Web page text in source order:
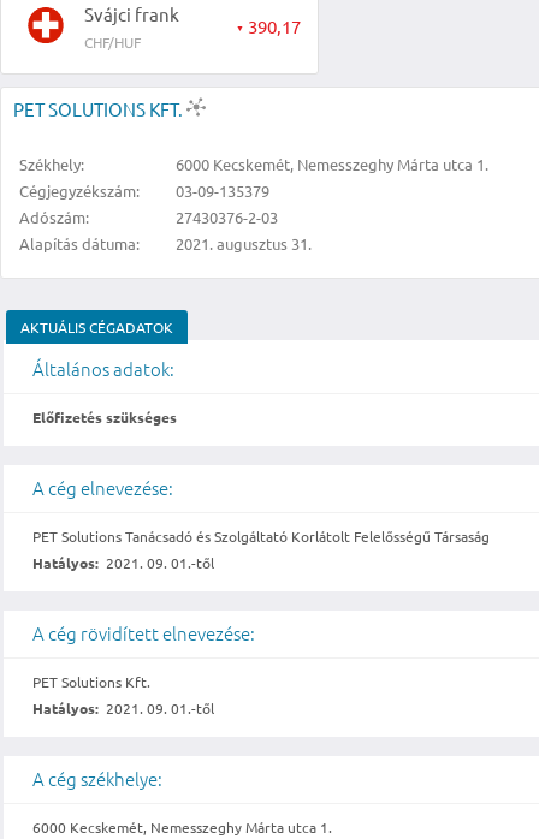
Svájci frank
CHF/HUF
▼ 390,17
PET SOLUTIONS KFT.
Székhely:
6000 Kecskemét, Nemesszeghy Márta utca 1.
Cégjegyzékszám:
03-09-135379
Adószám:
27430376-2-03
Alapítás dátuma:
2021. augusztus 31.
AKTUÁLIS CÉGADATOK
Általános adatok:
Előfizetés szükséges
A cég elnevezése:
PET Solutions Tanácsadó és Szolgáltató Korlátolt Felelősségű Társaság
Hatályos: 2021. 09. 01.-től
A cég rövidített elnevezése:
PET Solutions Kft.
Hatályos: 2021. 09. 01.-től
A cég székhelye:
6000 Kecskemét, Nemesszeghy Márta utca 1.